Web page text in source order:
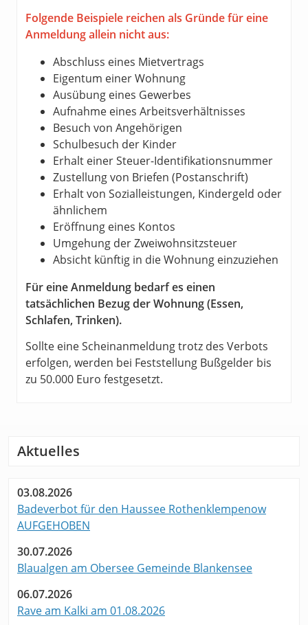
Folgende Beispiele reichen als Gründe für eine
Anmeldung allein nicht aus:
Abschluss eines Mietvertrags
Eigentum einer Wohnung
Ausübung eines Gewerbes
Aufnahme eines Arbeitsverhältnisses
Besuch von Angehörigen
Schulbesuch der Kinder
Erhalt einer Steuer-Identifikationsnummer
Zustellung von Briefen (Postanschrift)
Erhalt von Sozialleistungen, Kindergeld oder
ähnlichem
Eröffnung eines Kontos
Umgehung der Zweiwohnsitzsteuer
Absicht künftig in die Wohnung einzuziehen
Für eine Anmeldung bedarf es einen
tatsächlichen Bezug der Wohnung (Essen,
Schlafen, Trinken).
Sollte eine Scheinanmeldung trotz des Verbots
erfolgen, werden bei Feststellung Bußgelder bis
zu 50.000 Euro festgesetzt.
Aktuelles
03.08.2026
Badeverbot für den Haussee Rothenklempenow
AUFGEHOBEN
30.07.2026
Blaualgen am Obersee Gemeinde Blankensee
06.07.2026
Rave am Kalki am 01.08.2026